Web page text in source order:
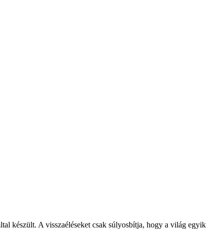
készült. A visszaéléseket csak súlyosbítja, hogy a világ egyik